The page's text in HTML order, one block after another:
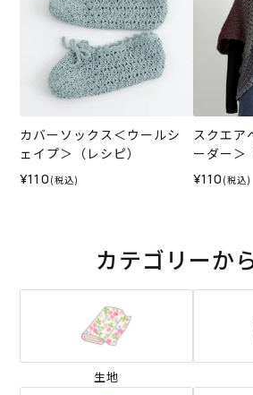
カバーソックス＜ウールシ
ェイプ＞（レシピ）
¥110 (税込)
スクエア
ーダー＞
¥110 (税込)
カテゴリーか
生地